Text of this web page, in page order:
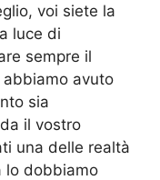
voi siete la
luce di
sempre il
abbiamo avuto
sia
il vostro
una delle realtà
lo dobbiamo